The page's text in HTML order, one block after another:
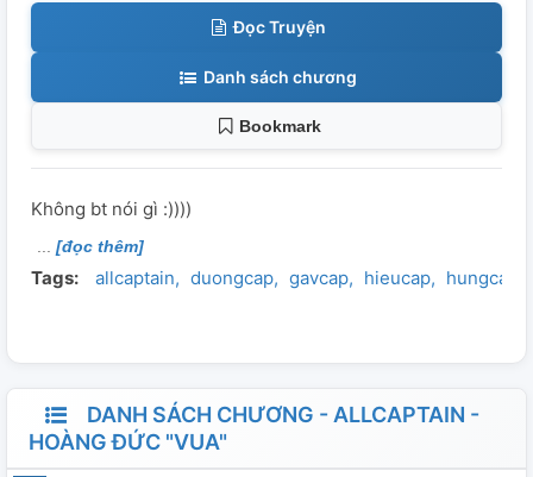
Đọc Truyện
Danh sách chương
Bookmark
Không bt nói gì :))))
[đọc thêm]
Tags: allcaptain duongcap gavcap hieucap hungcap
DANH SÁCH CHƯƠNG - ALLCAPTAIN -
HOÀNG ĐỨC "VUA"